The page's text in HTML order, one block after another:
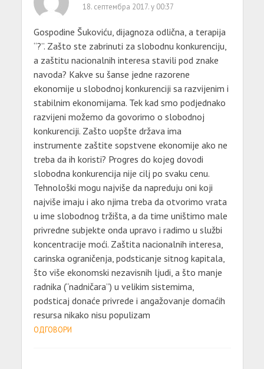
18. септембра 2017. у 00:37
Gospodine Šukoviću, dijagnoza odlična, a terapija
“?”. Zašto ste zabrinuti za slobodnu konkurenciju,
a zaštitu nacionalnih interesa stavili pod znake
navoda? Kakve su šanse jedne razorene
ekonomije u slobodnoj konkurenciji sa razvijenim i
stabilnim ekonomijama. Tek kad smo podjednako
razvijeni možemo da govorimo o slobodnoj
konkurenciji. Zašto uopšte država ima
instrumente zaštite sopstvene ekonomije ako ne
treba da ih koristi? Progres do kojeg dovodi
slobodna konkurencija nije cilj po svaku cenu.
Tehnološki mogu najviše da napreduju oni koji
najviše imaju i ako njima treba da otvorimo vrata
u ime slobodnog tržišta, a da time uništimo male
privredne subjekte onda upravo i radimo u službi
koncentracije moći. Zaštita nacionalnih interesa,
carinska ograničenja, podsticanje sitnog kapitala,
što više ekonomski nezavisnih ljudi, a što manje
radnika (“nadničara”) u velikim sistemima,
podsticaj donaće privrede i angažovanje domaćih
resursa nikako nisu populizam
ОДГОВОРИ